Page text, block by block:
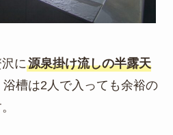
に源泉掛け流しの半露天
槽は2人で入っても余裕の